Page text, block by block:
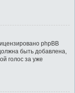
phpBB
быть добавлена,
голос за уже